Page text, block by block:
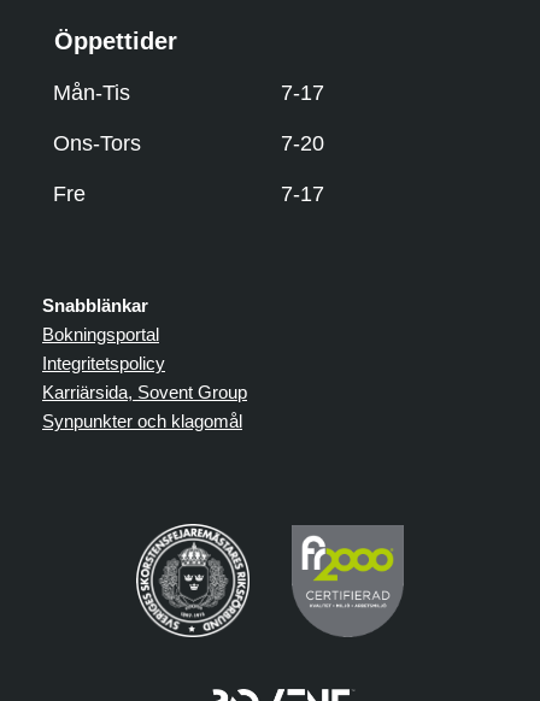
Öppettider
Mån-Tis 7-17
Ons-Tors 7-20
Fre 7-17
Snabblänkar
Bokningsportal
Integritetspolicy
Karriärsida, Sovent Group
Synpunkter och klagomål